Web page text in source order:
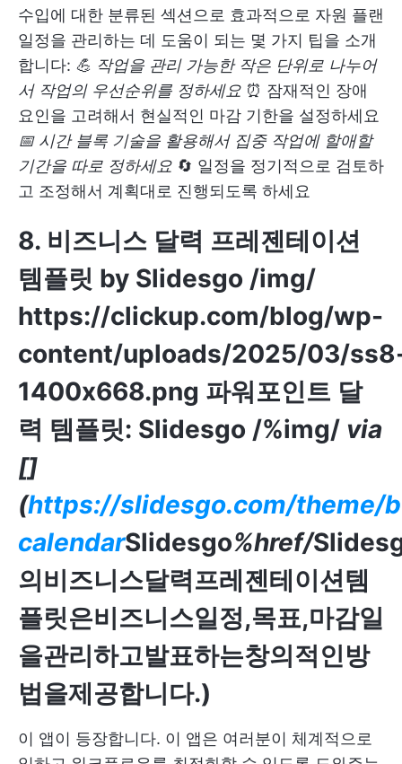
수입에 대한 분류된 섹션으로 효과적으로 자원 플랜
일정을 관리하는 데 도움이 되는 몇 가지 팁을 소개
합니다: 💪 작업을 관리 가능한 작은 단위로 나누어
서 작업의 우선순위를 정하세요 ⏰ 잠재적인 장애
요인을 고려해서 현실적인 마감 기한을 설정하세요
📅 시간 블록 기술을 활용해서 집중 작업에 할애할
기간을 따로 정하세요 🔄 일정을 정기적으로 검토하
고 조정해서 계획대로 진행되도록 하세요
8. 비즈니스 달력 프레젠테이션
템플릿 by Slidesgo /img/
https://clickup.com/blog/wp-
content/uploads/2025/03/
1400x668.png 파워포인트 달
력 템플릿: Slidesgo /%img/ via
[]
(https://slidesgo.com/theme/
calendarSlidesgo%href/
의비즈니스달력프레젠테이션템
플릿은비즈니스일정,목표,마감일
을관리하고발표하는창의적인방
법을제공합니다.)
이 앱이 등장합니다. 이 앱은 여러분이 체계적으로